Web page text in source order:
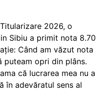
2026, o
Sibiu a primit nota 8.70
Când am văzut nota
puteam opri din plâns.
că lucrarea mea nu a
în adevăratul sens al